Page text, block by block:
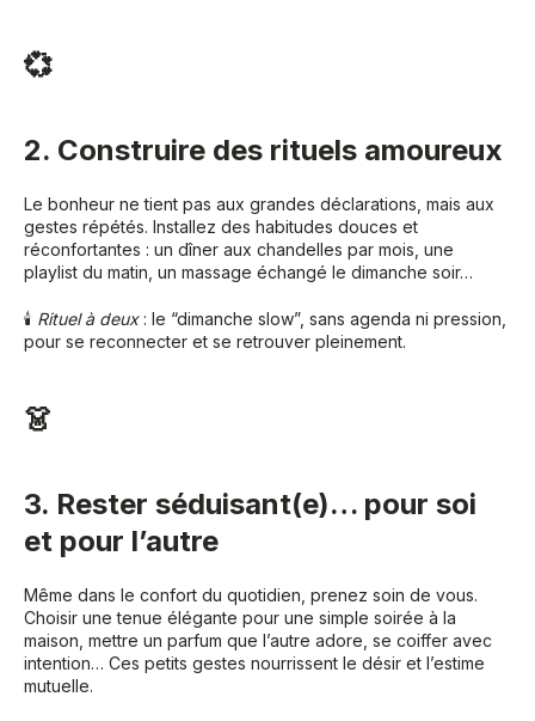
💞
2. Construire des rituels amoureux
Le bonheur ne tient pas aux grandes déclarations, mais aux
gestes répétés. Installez des habitudes douces et
réconfortantes : un dîner aux chandelles par mois, une
playlist du matin, un massage échangé le dimanche soir…
🕯 Rituel à deux: le “dimanche slow”, sans agenda ni pression,
pour se reconnecter et se retrouver pleinement.
👗
3. Rester séduisant(e)… pour soi
et pour l’autre
Même dans le confort du quotidien, prenez soin de vous.
Choisir une tenue élégante pour une simple soirée à la
maison, mettre un parfum que l’autre adore, se coiffer avec
intention… Ces petits gestes nourrissent le désir et l’estime
mutuelle.